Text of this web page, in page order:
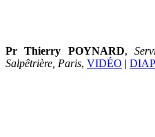
Pr Thierry POYNARD,
Salpêtrière, Paris, VIDÉO |